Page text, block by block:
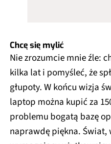
Chcę się mylić
Nie zrozumcie mnie źle:
kilka lat i pomyśleć, że
głupoty. W końcu wizja
laptop można kupić za
problemu bogatą bazę
naprawdę piękna.